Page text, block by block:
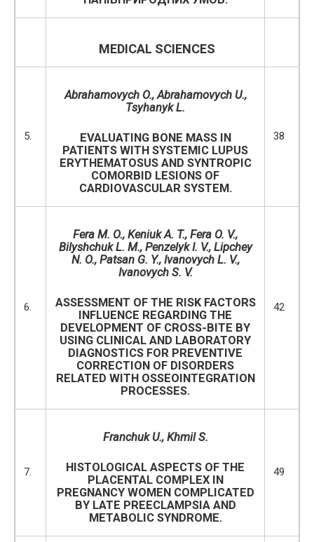
MEDICAL SCIENCES
5.
Abrahamovych O.,Abrahamovych U.,
Tsyhanyk L.
EVALUATING BONE MASS IN
PATIENTS WITH SYSTEMIC LUPUS
ERYTHEMATOSUS AND SYNTROPIC
COMORBID LESIONS OF
CARDIOVASCULAR SYSTEM.
38
6.
Fera M. O., Keniuk A. T., Fera O. V.,
Bilyshchuk L. M., Penzelyk I. V., Lipchey
N. O., Patsan G. Y., Ivanovych L. V.,
Ivanovych S. V.
ASSESSMENT OF THE RISK FACTORS
INFLUENCE REGARDING THE
DEVELOPMENT OF CROSS-BITE BY
USING CLINICAL AND LABORATORY
DIAGNOSTICS FOR PREVENTIVE
CORRECTION OF DISORDERS
RELATED WITH OSSEOINTEGRATION
PROCESSES.
42
7.
Franchuk U., Khmil S.
HISTOLOGICAL ASPECTS OF THE
PLACENTAL COMPLEX IN
PREGNANCY WOMEN COMPLICATED
BY LATE PREECLAMPSIA AND
METABOLIC SYNDROME.
49